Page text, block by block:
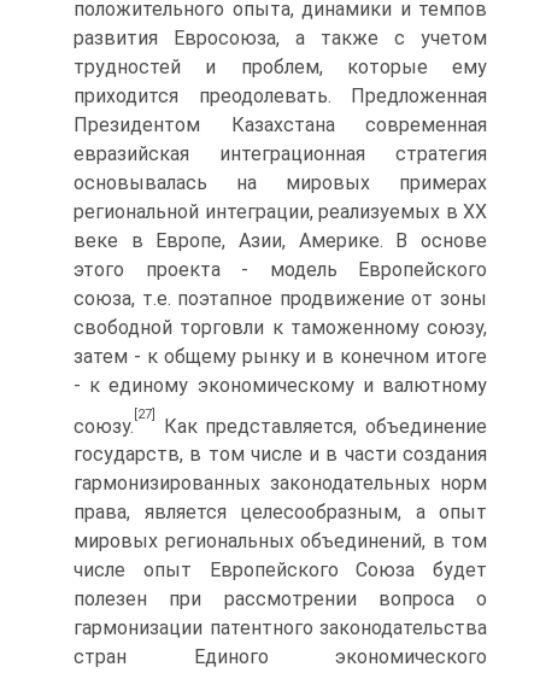
положительного опыта, динамики и темпов
развития Евросоюза, а также с учетом
трудностей и проблем, которые ему
приходится преодолевать. Предложенная
Президентом Казахстана современная
евразийская интеграционная стратегия
основывалась на мировых примерах
региональной интеграции, реализуемых в ХХ
веке в Европе, Азии, Америке. В основе
этого проекта - модель Европейского
союза, т.е. поэтапное продвижение от зоны
свободной торговли к таможенному союзу,
затем - к общему рынку и в конечном итоге
- к единому экономическому и валютному
союзу.
[27]
Как представляется, объединение
государств, в том числе и в части создания
гармонизированных законодательных норм
права, является целесообразным, а опыт
мировых региональных объединений, в том
числе опыт Европейского Союза будет
полезен при рассмотрении вопроса о
гармонизации патентного законодательства
стран Единого экономического